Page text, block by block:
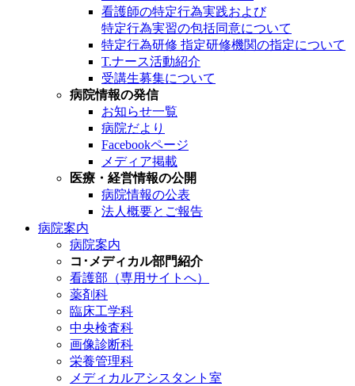
看護師の特定行為実践および
特定行為実習の包括同意について
特定行為研修 指定研修機関の指定について
T.ナース活動紹介
受講生募集について
病院情報の発信
お知らせ一覧
病院だより
Facebookページ
メディア掲載
医療・経営情報の公開
病院情報の公表
法人概要とご報告
病院案内
病院案内
コ･メディカル部門紹介
看護部（専用サイトへ）
薬剤科
臨床工学科
中央検査科
画像診断科
栄養管理科
メディカルアシスタント室